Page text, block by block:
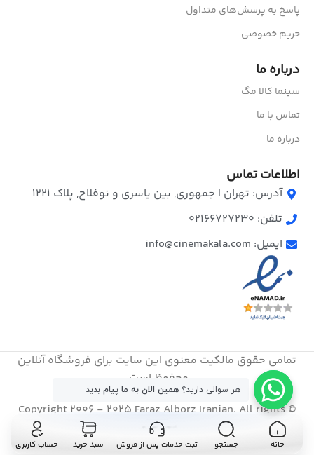
پاسخ به پرسش‌های متداول
حریم خصوصی
درباره ما
سینما کالا مگ
تماس با ما
درباره ما
اطلاعات تماس
آدرس: تهران | جمهوری, بین یاسری و نوفلاح, پلاک ۱۲۲۱
تلفن: 02166727230
ایمیل: info@cinemakala.com
تمامی حقوق مالکیت معنوی این ‌سایت برای فروشگاه آنلاین
محفوظ است.
© Copyright 2006 - 2025 Faraz Alborz Iranian. All rights
reserved
خانه جستجو ثبت خدمات پس از فروش سبد خرید حساب کاربری
هر سوالی دارید؟ همین الان به ما پیام بدید